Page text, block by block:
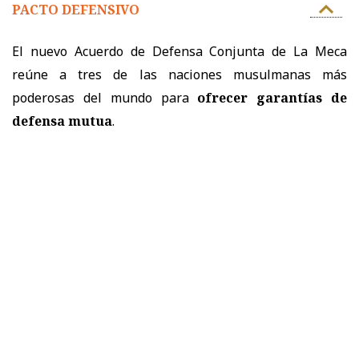
PACTO DEFENSIVO
El nuevo Acuerdo de Defensa Conjunta de La Meca
reúne a tres de las naciones musulmanas más
poderosas del mundo para ofrecer garantías de
defensa mutua.